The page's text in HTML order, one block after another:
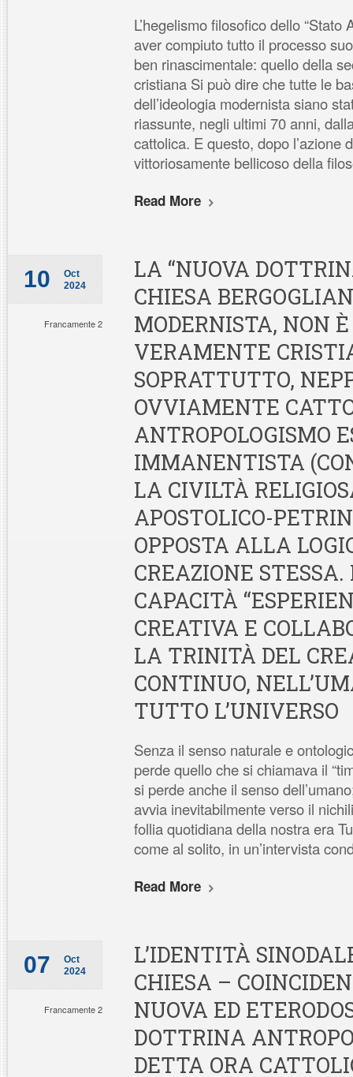
L’hegelismo filosofico dello “Stato
aver compiuto tutto il processo
ben rinascimentale: quello della
cristiana Si può dire che tutte le
dell’ideologia modernista siano
riassunte, negli ultimi 70 anni,
cattolica. E questo, dopo l’azione
vittoriosamente bellicoso della
Read More
10
Oct
2024
Francamente 2
LA “NUOVA
CHIESA
MODERNISTA, NON
VERAMENTE
SOPRATTUTTO,
OVVIAMENTE
ANTROPOLOGISMO
IMMANENTISTA
LA CIVILTÀ
APOSTOLICO-
OPPOSTA ALLA
CREAZIONE
CAPACITÀ
CREATIVA E
LA TRINITÀ DEL
CONTINUO,
TUTTO L’UNIVERSO
Senza il senso naturale e
perde quello che si chiamava il
si perde anche il senso
avvia inevitabilmente verso il
follia quotidiana della nostra era
come al solito, in un’intervista
Read More
07
Oct
2024
Francamente 2
L’IDENTITÀ
CHIESA –
NUOVA ED
DOTTRINA
DETTA ORA